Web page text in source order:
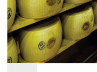
ECO-EVENTI
ECOINCENTRIAMOCI